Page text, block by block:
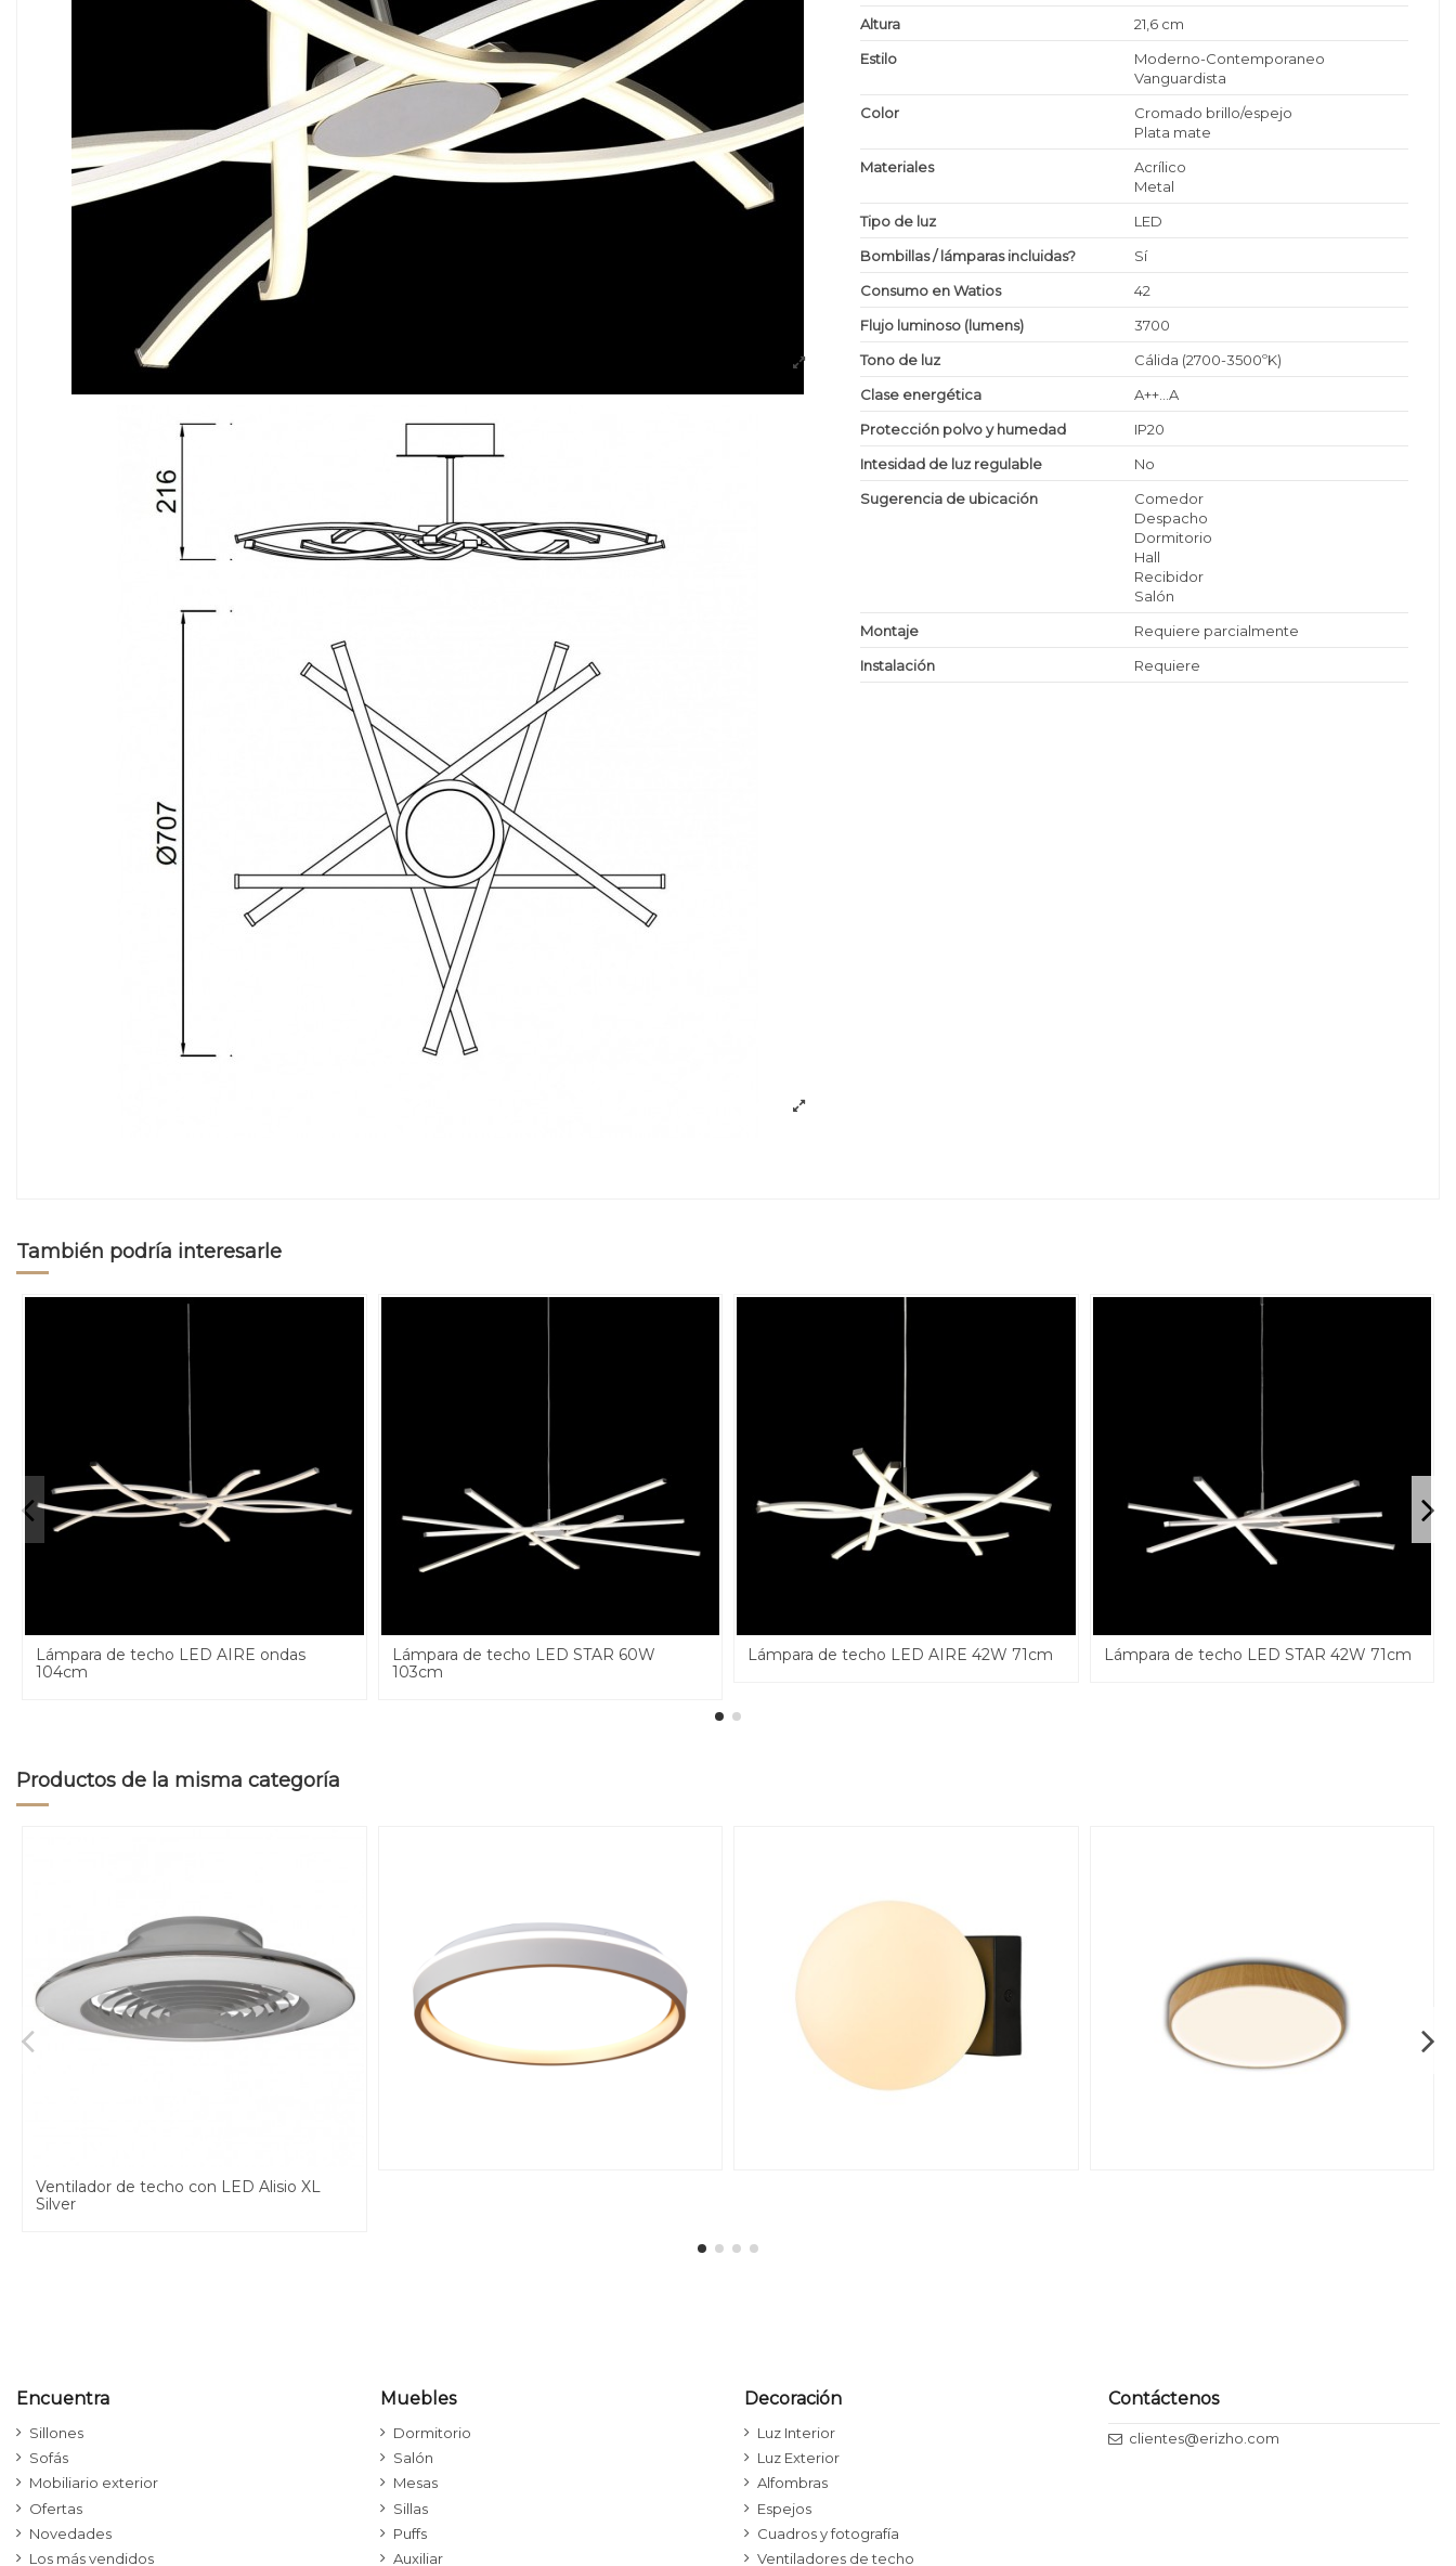
Altura
21,6 cm
Estilo
Moderno-Contemporaneo
Vanguardista
Color
Cromado brillo/espejo
Plata mate
Materiales
Acrílico
Metal
Tipo de luz
LED
Bombillas / lámparas incluidas?
Sí
Consumo en Watios
42
Flujo luminoso (lumens)
3700
Tono de luz
Cálida (2700-3500ºK)
Clase energética
A++...A
Protección polvo y humedad
IP20
Intesidad de luz regulable
No
Sugerencia de ubicación
Comedor
Despacho
Dormitorio
Hall
Recibidor
Salón
Montaje
Requiere parcialmente
Instalación
Requiere
También podría interesarle
Lámpara de techo LED AIRE ondas
104cm
Lámpara de techo LED STAR 60W
103cm
Lámpara de techo LED AIRE 42W 71cm Lámpara de techo LED STAR 42W 71cm
Productos de la misma categoría
Ventilador de techo con LED Alisio XL
Silver
Encuentra
Sillones
Sofás
Mobiliario exterior
Ofertas
Novedades
Los más vendidos
Muebles
Dormitorio
Salón
Mesas
Sillas
Puffs
Auxiliar
Decoración
Luz Interior
Luz Exterior
Alfombras
Espejos
Cuadros y fotografía
Ventiladores de techo
Contáctenos
clientes@erizho.com